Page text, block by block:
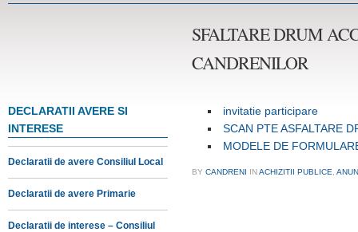
SFALTARE DRUM
CANDRENILOR
DECLARATII AVERE SI
INTERESE
Declaratii de avere Consiliul Local
Declaratii de avere Primarie
Declaratii de interese – Consiliul
invitatie participare
SCAN PTE ASFALTARE
MODELE DE
BY CANDRENI INACHIZITII PUBLICE